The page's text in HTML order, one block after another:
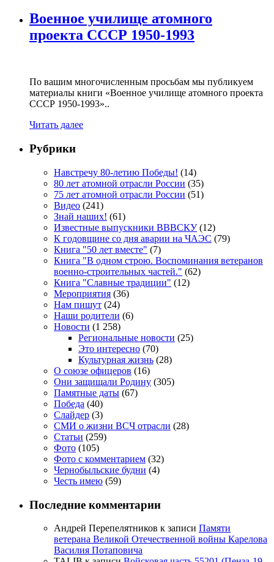
Военное училище атомного
проекта СССР 1950-1993
По вашим многочисленным просьбам мы публикуем
материалы книги «Военное училище атомного проекта
СССР 1950-1993»..
Читать далее
Рубрики
Навстречу 80-летию Победы! (14)
80 лет атомной отрасли России (35)
75 лет атомной отрасли России (51)
Видео (241)
Знай наших! (61)
Известные выпускники ВВВСКУ(12)
К годовщине со дня аварии на ЧАЭС (79)
Книга "50 лет вместе" (7)
Книга "В одном строю. Воспоминания ветеранов
военно-строительных частей." (62)
Книга "Славные традиции" (12)
Мероприятия (36)
Нам пишут (24)
Наши родители (6)
Новости (1 258)
Региональные новости (25)
Это интересно (70)
Культурная жизнь (28)
О союзе офицеров (16)
Они защищали Родину (305)
Памятные даты (67)
Победа (40)
Слайдер (3)
СМИ о жизни ВСЧ отрасли (28)
Статьи (259)
Фото (105)
Фото с комментарием (32)
Чернобыльские будни (4)
Честь имею (59)
Последние комментарии
Андрей Перепелятников к записи Памяти
ветерана Великой Отечественной войны Карелова
Василия Потаповича